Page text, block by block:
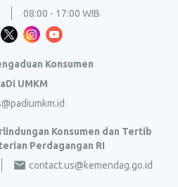
08:00 - 17:00 WIB
Konsumen
UMKM
Konsumen dan Tertib
Perdagangan RI
contact.us@kemendag.go.id